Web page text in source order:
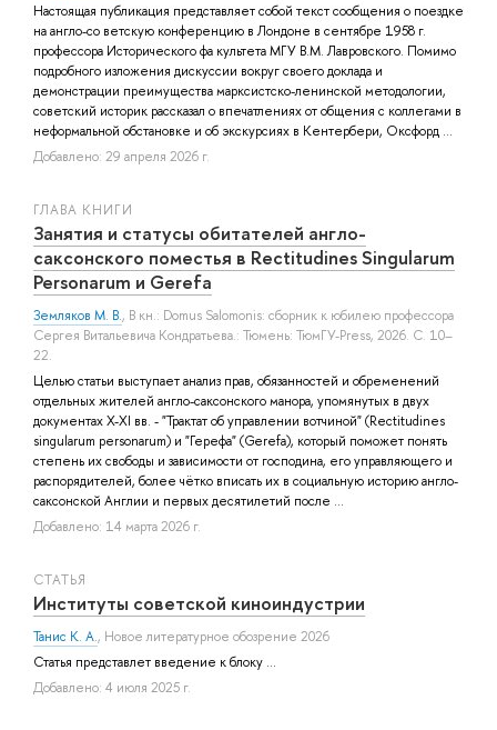
Настоящая публикация представляет собой текст сообщения о поездке
на англо-со ветскую конференцию в Лондоне в сентябре 1958 г.
профессора Исторического фа культета МГУ В.М. Лавровского. Помимо
подробного изложения дискуссии вокруг своего доклада и
демонстрации преимущества марксистско-ленинской методологии,
советский историк рассказал о впечатлениях от общения с коллегами в
неформальной обстановке и об экскурсиях в Кентербери, Оксфорд ...
Добавлено: 29 апреля 2026 г.
ГЛАВА КНИГИ
Занятия и статусы обитателей англо-
саксонского поместья в Rectitudines Singularum
Personarum и Gerefa
Земляков М. В., В кн.: Domus Salomonis: сборник к юбилею профессора
Сергея Витальевича Кондратьева.: Тюмень: ТюмГУ-Press, 2026. С. 10–
22.
Целью статьи выступает анализ прав, обязанностей и обременений
отдельных жителей англо-саксонского манора, упомянутых в двух
документах X-XI вв. - "Трактат об управлении вотчиной" (Rectitudines
singularum personarum) и "Герефа" (Gerefa), который поможет понять
степень их свободы и зависимости от господина, его управляющего и
распорядителей, более чётко вписать их в социальную историю англо-
саксонской Англии и первых десятилетий после ...
Добавлено: 14 марта 2026 г.
СТАТЬЯ
Институты советской киноиндустрии
Танис К. А., Новое литературное обозрение 2026
Статья представлет введение к блоку ...
Добавлено: 4 июля 2025 г.